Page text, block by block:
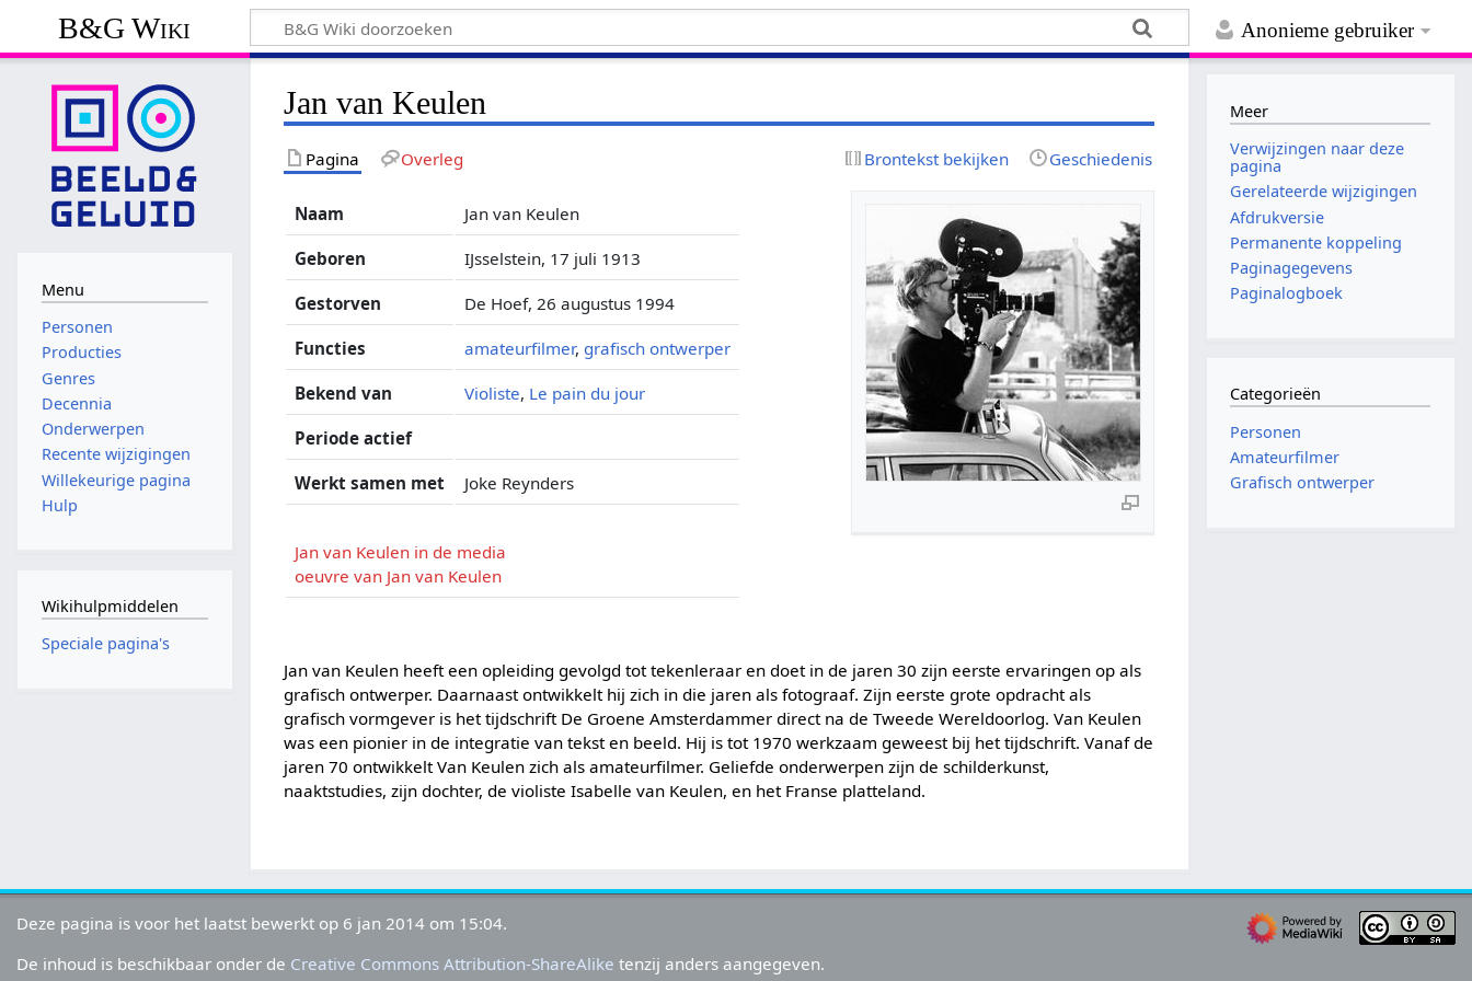
Anonieme gebruiker
B&G Wiki
Jan van Keulen
Pagina Overleg Brontekst bekijken Geschiedenis
Naam Jan van Keulen
Geboren IJsselstein, 17 juli 1913
Gestorven De Hoef, 26 augustus 1994
Functies amateurfilmer, grafisch ontwerper
Bekend van Violiste, Le pain du jour
Periode actief
Werkt samen met Joke Reynders
Jan van Keulen in de media
oeuvre van Jan van Keulen
Jan van Keulen heeft een opleiding gevolgd tot tekenleraar en doet in de jaren 30 zijn eerste ervaringen op als
grafisch ontwerper. Daarnaast ontwikkelt hij zich in die jaren als fotograaf. Zijn eerste grote opdracht als
grafisch vormgever is het tijdschrift De Groene Amsterdammer direct na de Tweede Wereldoorlog. Van Keulen
was een pionier in de integratie van tekst en beeld. Hij is tot 1970 werkzaam geweest bij het tijdschrift. Vanaf de
jaren 70 ontwikkelt Van Keulen zich als amateurfilmer. Geliefde onderwerpen zijn de schilderkunst,
naaktstudies, zijn dochter, de violiste Isabelle van Keulen, en het Franse platteland.
Menu
Personen
Producties
Genres
Decennia
Onderwerpen
Recente wijzigingen
Willekeurige pagina
Hulp
Wikihulpmiddelen
Speciale pagina's
Meer
Verwijzingen naar deze
pagina
Gerelateerde wijzigingen
Afdrukversie
Permanente koppeling
Paginagegevens
Paginalogboek
Categorieën
Personen
Amateurfilmer
Grafisch ontwerper
Deze pagina is voor het laatst bewerkt op 6 jan 2014 om 15:04.
De inhoud is beschikbaar onder de Creative Commons Attribution-ShareAlike tenzij anders aangegeven.